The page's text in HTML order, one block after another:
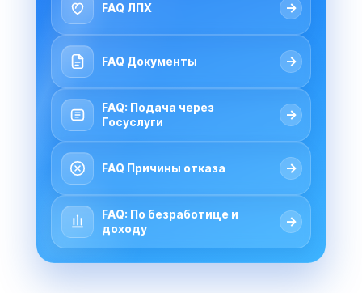
FAQ ЛПХ →
FAQ Документы →
FAQ: Подача через
Госуслуги
→
FAQ Причины отказа →
FAQ: По безработице и
доходу
→